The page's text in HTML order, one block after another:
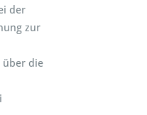
der
zur
über die